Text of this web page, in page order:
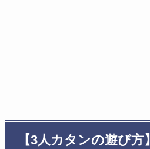
【3人カタンの遊び